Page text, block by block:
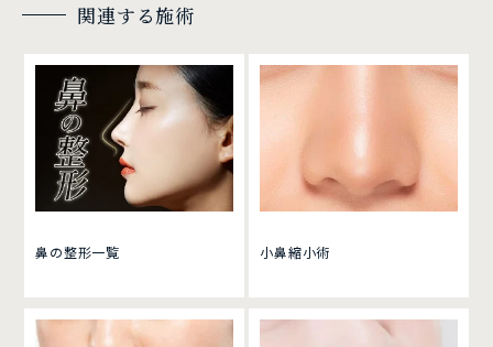
関連する施術
鼻の整形一覧 小鼻縮小術